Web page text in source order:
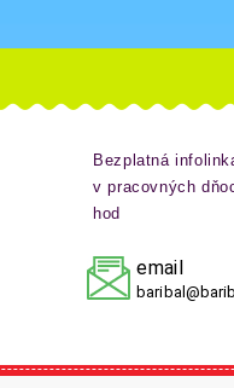
Bezplatná
v pracovných
hod
email